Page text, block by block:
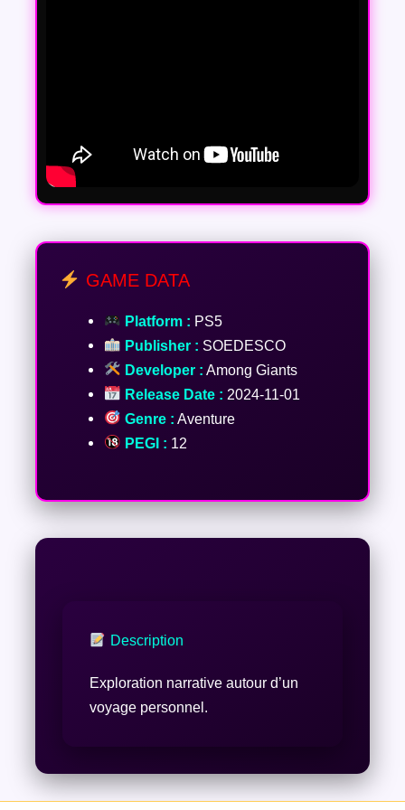
GAME DATA
Platform : PS5
Publisher : SOEDESCO
Developer : Among Giants
Release Date : 2024-11-01
Genre : Aventure
PEGI : 12
Description
Exploration narrative autour d’un
voyage personnel.